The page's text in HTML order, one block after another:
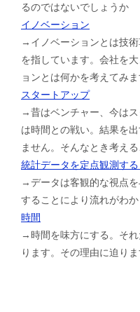
るのではないでしょうか
イノベーション
→イノベーションとは技
を指しています。会社を
ョンとは何かを考えてみま
スタートアップ
→昔はベンチャー、今は
は時間との戦い。結果を
ません。そんなとき考え
統計データを定点観測する
→データは客観的な視点
することにより流れがわ
時間
→時間を味方にする。そ
ります。その理由に迫りま